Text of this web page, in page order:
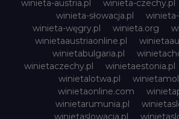
winieta-austria.pl
winieta-czechy.pl
winieta-słowacja.pl
winieta-węgry.pl
winieta.org
winietaaustriaonline.pl
winietabulgaria.pl
winietaczechy.pl
winietaestonia.pl
winietalotwa.pl
winietaonline.com
winietarumunia.pl
winietaslowacja.pl